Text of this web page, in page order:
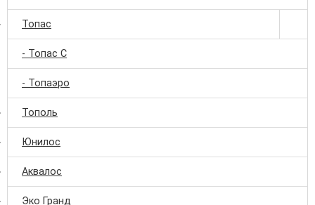
Топас
- Топас С
- Топаэро
Тополь
Юнилос
Аквалос
Эко Гранд